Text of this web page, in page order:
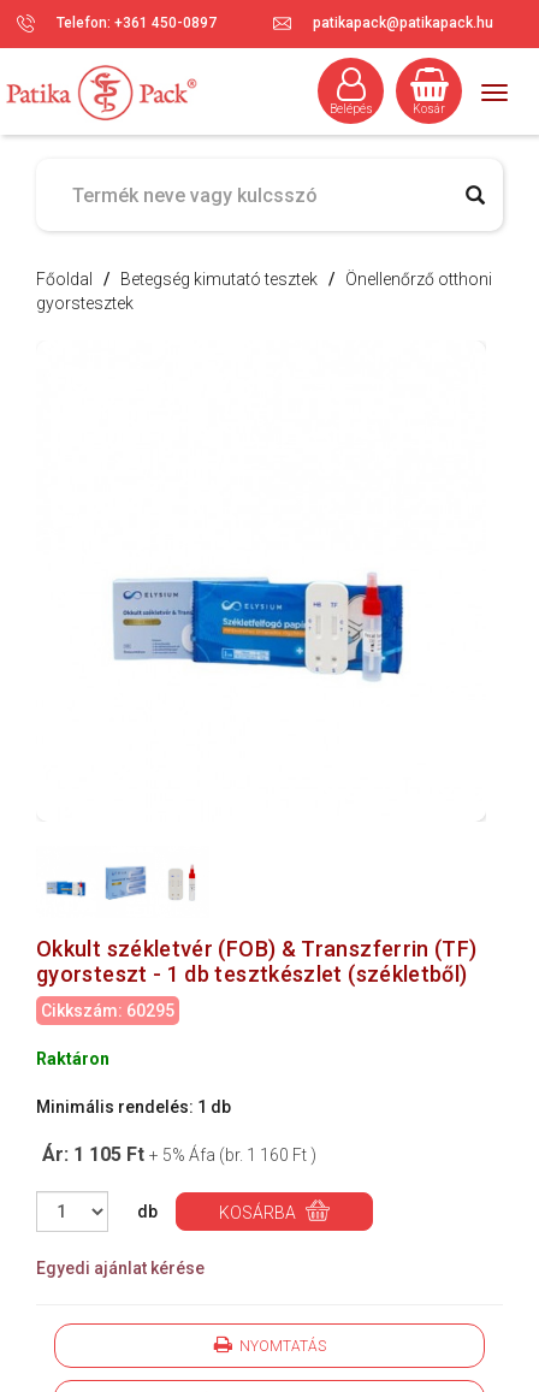
Telefon: +361 450-0897 patikapack@patikapack.hu
Kosár
Belépés
Főoldal / Betegség kimutató tesztek / Önellenőrző otthoni
gyorstesztek
Okkult székletvér (FOB) & Transzferrin (TF)
gyorsteszt - 1 db tesztkészlet (székletből)
Cikkszám: 60295
Raktáron
Minimális rendelés: 1 db
Ár: 1 105 Ft + 5% Áfa (br. 1 160 Ft )
db KOSÁRBA
Egyedi ajánlat kérése
NYOMTATÁS